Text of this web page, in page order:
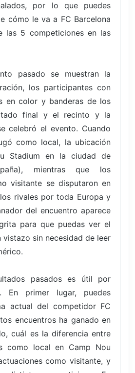
por lo que puedes
cómo le va a FC Barcelona
las 5 competiciones en las
pasado se muestran la
los participantes con
en color y banderas de los
final y el recinto y la
celebró el evento. Cuando
como local, la ubicación
Stadium en la ciudad de
mientras que los
visitante se disputaron en
rivales por toda Europa y
del encuentro aparece
para que puedas ver el
vistazo sin necesidad de leer
pasados es útil por
En primer lugar, puedes
actual del competidor FC
encuentros ha ganado en
cuál es la diferencia entre
como local en Camp Nou
como visitante, y